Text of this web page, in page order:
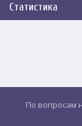
Статистика
По вопросам